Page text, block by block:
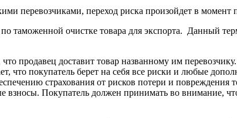
перевозчиками, переход риска произойдет в момент
по таможенной очистке товара для экспорта. Данный
продавец доставит товар названному им
что покупатель берет на себя все риски и любые
страхования от рисков потери и повреждения
взносы. Покупатель должен принимать во внимание,